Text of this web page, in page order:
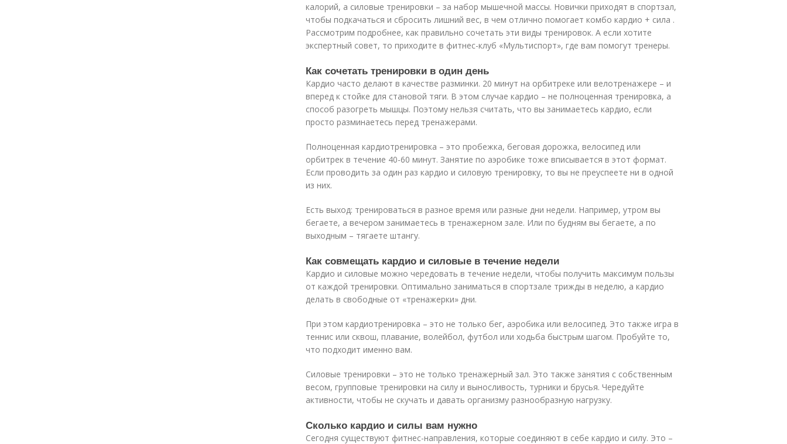
калорий, а силовые тренировки – за набор мышечной массы. Новички приходят в спортзал,
чтобы подкачаться и сбросить лишний вес, в чем отлично помогает комбо кардио + сила .
Рассмотрим подробнее, как правильно сочетать эти виды тренировок. А если хотите
экспертный совет, то приходите в фитнес-клуб «Мультиспорт», где вам помогут тренеры.
Как сочетать тренировки в один день
Кардио часто делают в качестве разминки. 20 минут на орбитреке или велотренажере – и
вперед к стойке для становой тяги. В этом случае кардио – не полноценная тренировка, а
способ разогреть мышцы. Поэтому нельзя считать, что вы занимаетесь кардио, если
просто разминаетесь перед тренажерами.
Полноценная кардиотренировка – это пробежка, беговая дорожка, велосипед или
орбитрек в течение 40-60 минут. Занятие по аэробике тоже вписывается в этот формат.
Если проводить за один раз кардио и силовую тренировку, то вы не преуспеете ни в одной
из них.
Есть выход: тренироваться в разное время или разные дни недели. Например, утром вы
бегаете, а вечером занимаетесь в тренажерном зале. Или по будням вы бегаете, а по
выходным – тягаете штангу.
Как совмещать кардио и силовые в течение недели
Кардио и силовые можно чередовать в течение недели, чтобы получить максимум пользы
от каждой тренировки. Оптимально заниматься в спортзале трижды в неделю, а кардио
делать в свободные от «тренажерки» дни.
При этом кардиотренировка – это не только бег, аэробика или велосипед. Это также игра в
теннис или сквош, плавание, волейбол, футбол или ходьба быстрым шагом. Пробуйте то,
что подходит именно вам.
Силовые тренировки – это не только тренажерный зал. Это также занятия с собственным
весом, групповые тренировки на силу и выносливость, турники и брусья. Чередуйте
активности, чтобы не скучать и давать организму разнообразную нагрузку.
Сколько кардио и силы вам нужно
Сегодня существуют фитнес-направления, которые соединяют в себе кардио и силу. Это –